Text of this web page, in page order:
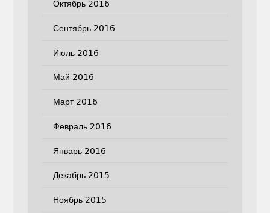
Октябрь 2016
Сентябрь 2016
Июль 2016
Май 2016
Март 2016
Февраль 2016
Январь 2016
Декабрь 2015
Ноябрь 2015